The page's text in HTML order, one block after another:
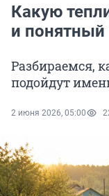
Какую
и понятный
Разбираемся,
подойдут
2 июня 2026, 05:00